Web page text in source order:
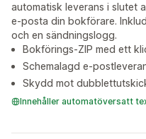
automatisk leverans i slutet
e-posta din bokförare.
och en sändningslogg.
Bokförings-ZIP med ett
Schemalagd e-
Skydd mot
Innehåller automatöversatt